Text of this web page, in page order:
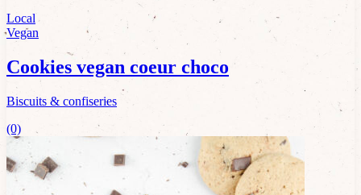
Local
Vegan
Cookies vegan coeur choco
Biscuits & confiseries
(0)